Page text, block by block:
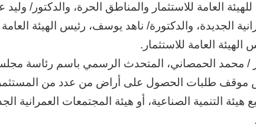
للهيئة العامة للاستثمار والمناطق الحرة، والدكتور/
الجديدة، والدكتورة/ ناهد يوسف، رئيس الهيئة العامة
العامة للاستثمار.
محمد الحمصاني، المتحدث الرسمي باسم رئاسة مجلس
طلبات الحصول على أراض من عدد من
هيئة التنمية الصناعية، أو هيئة المجتمعات العمرانية